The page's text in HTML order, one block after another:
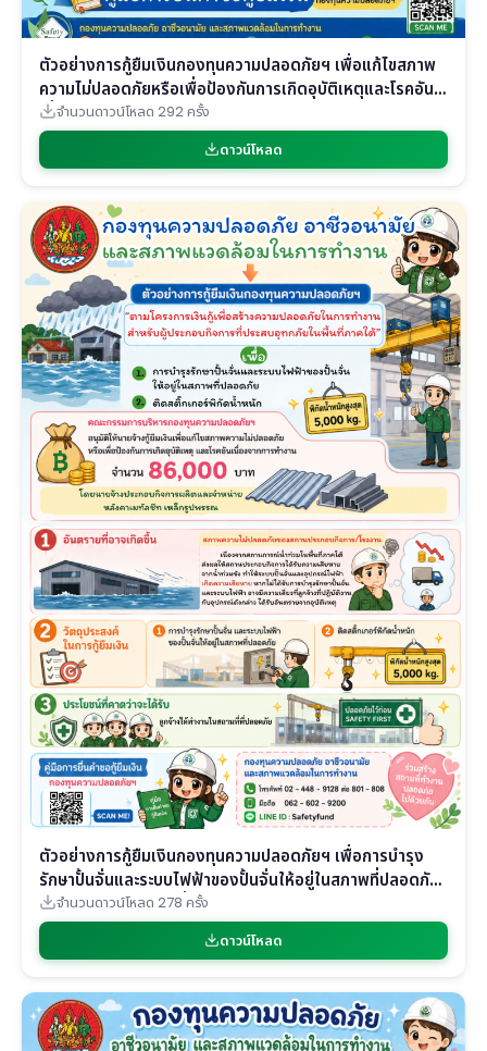
ตัวอย่างการกู้ยืมเงินกองทุนความปลอดภัยฯ เพื่อแก้ไขสภาพ
ความไม่ปลอดภัยหรือเพื่อป้องกันการเกิดอุบัติเหตุและโรคอัน
เนื่องจากการทำงาน
จำนวนดาวน์โหลด 292 ครั้ง
ดาวน์โหลด
ตัวอย่างการกู้ยืมเงินกองทุนความปลอดภัยฯ เพื่อการบำรุง
รักษาปั้นจั่นและระบบไฟฟ้าของปั้นจั่นให้อยู่ในสภาพที่ปลอดภัย
“ตามโครงการเงินกู้เพื่อสร้างความปลอดภัยในการทำงาน
สำหรับผู้ประกอบกิจการที่ประสบอุทกภัยในพื้นที่ภาคใต้”
จำนวนดาวน์โหลด 278 ครั้ง
ดาวน์โหลด